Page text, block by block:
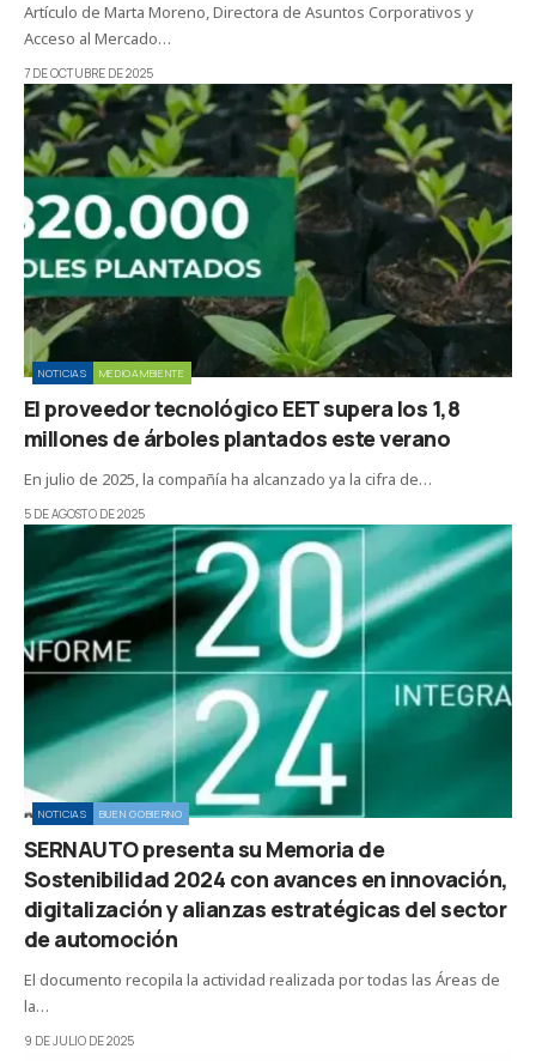
Artículo de Marta Moreno, Directora de Asuntos Corporativos y
Acceso al Mercado…
7 DE OCTUBRE DE 2025
NOTICIAS MEDIOAMBIENTE
El proveedor tecnológico EET supera los 1,8
millones de árboles plantados este verano
En julio de 2025, la compañía ha alcanzado ya la cifra de…
5 DE AGOSTO DE 2025
NOTICIAS BUEN GOBIERNO
SERNAUTO presenta su Memoria de
Sostenibilidad 2024 con avances en innovación,
digitalización y alianzas estratégicas del sector
de automoción
El documento recopila la actividad realizada por todas las Áreas de
la…
9 DE JULIO DE 2025